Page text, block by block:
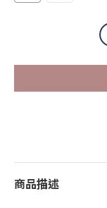
商品描述